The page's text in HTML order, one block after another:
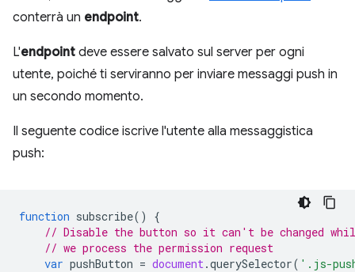
conterrà un endpoint.
L'endpoint deve essere salvato sul server per ogni
utente, poiché ti serviranno per inviare messaggi push in
un secondo momento.
Il seguente codice iscrive l'utente alla messaggistica
push:
function subscribe()
{
// Disable the button so it can't be changed
// we process the permission request
var pushButton = document.querySelector( '.js-